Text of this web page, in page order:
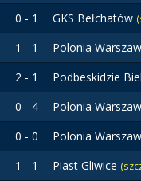
0 - 1 GKS Bełchatów
1 - 1 Polonia
2 - 1 Podbeskidzie
0 - 4 Polonia
0 - 0 Polonia
1 - 1 Piast Gliwice